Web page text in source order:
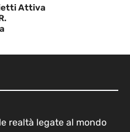
Attiva
realtà legate al mondo